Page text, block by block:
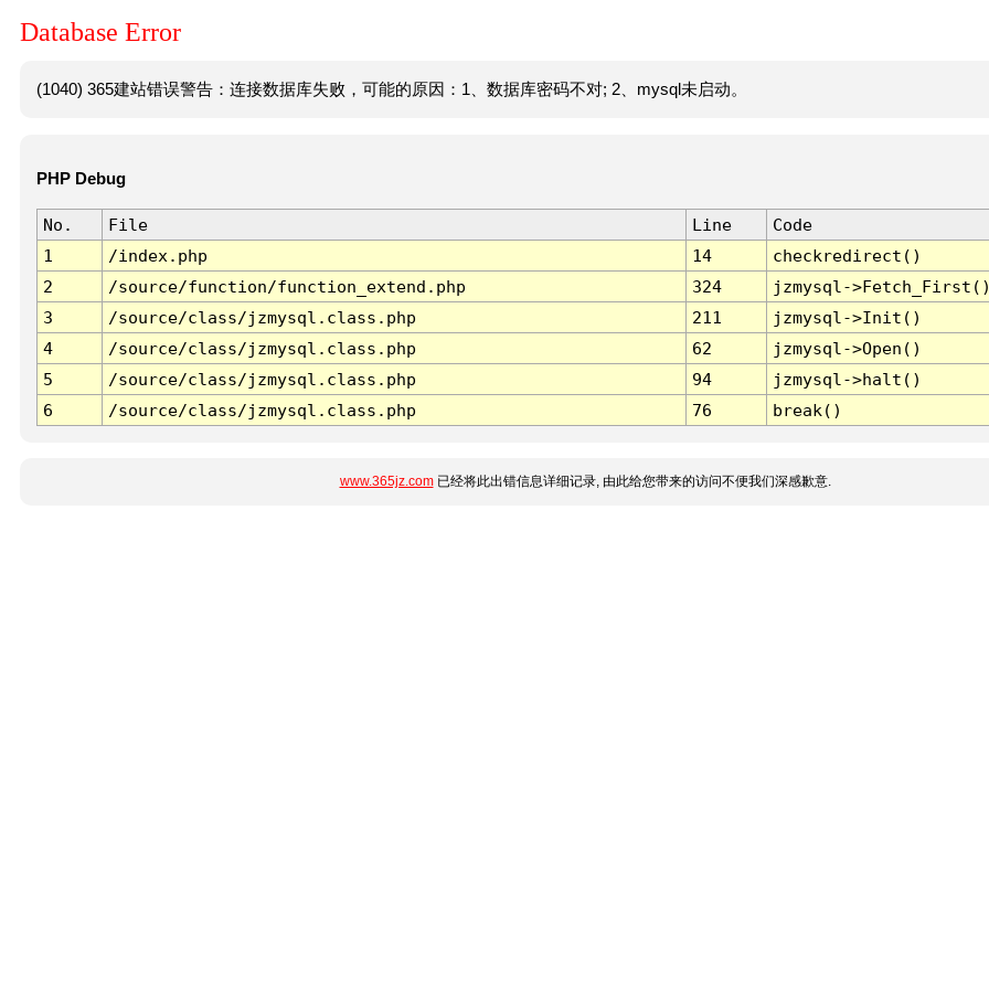
Database Error
(1040) 365建站错误警告：连接数据库失败，可能的原因：1、数据库密码不对; 2、mysql未启动。
PHP Debug
No. File Line
Code
1
/index.php 14
checkredirect()
2
/source/function/function_extend.php 324
jzmysql-
3
/source/class/jzmysql.class.php 211
jzmysql->Init()
4
/source/class/jzmysql.class.php 62
jzmysql->Open()
5
/source/class/jzmysql.class.php 94
jzmysql->halt()
6
/source/class/jzmysql.class.php 76 break()
www.365jz.com已经将此出错信息详细记录, 由此给您带来的访问不便我们深感歉意.